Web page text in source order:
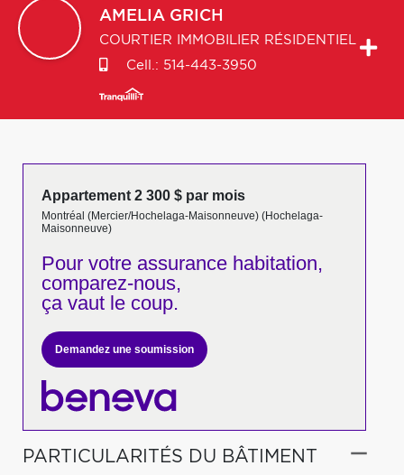
AMELIA GRICH
COURTIER IMMOBILIER RÉSIDENTIEL
Cell.: 514-443-3950
Appartement 2 300 $ par mois
Montréal (Mercier/Hochelaga-Maisonneuve) (Hochelaga-
Maisonneuve)
Pour votre assurance habitation,
comparez-nous,
ça vaut le coup.
Demandez une soumission
PARTICULARITÉS DU BÂTIMENT